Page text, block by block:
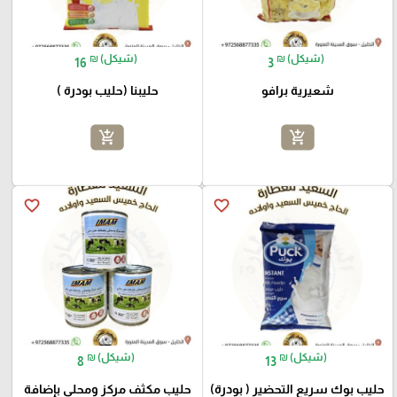
3 ₪ (شيكل)
شعيرية برافو
add_shopping_cart
16 ₪ (شيكل)
حليبنا (حليب بودرة )
add_shopping_cart
favorite_border
13 ₪ (شيكل)
حليب بوك سريع التحضير ( بودرة)
favorite_border
8 ₪ (شيكل)
حليب مكثف مركز ومحلى بإضافة